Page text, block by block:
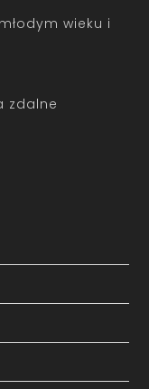
wieku i
zdalne